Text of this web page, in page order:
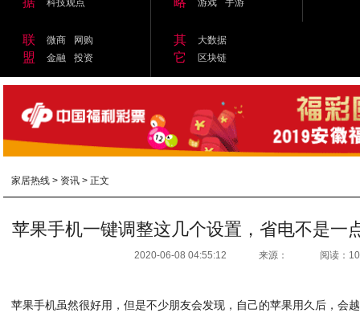
科技观点
游戏
手游
联
盟
微商
网购
金融
投资
其
它
大数据
区块链
家居热线 > 资讯 > 正文
苹果手机一键调整这几个设置，省电不是一
2020-06-08 04:55:12 来源： 阅读：
苹果手机虽然很好用，但是不少朋友会发现，自己的苹果用久后，会